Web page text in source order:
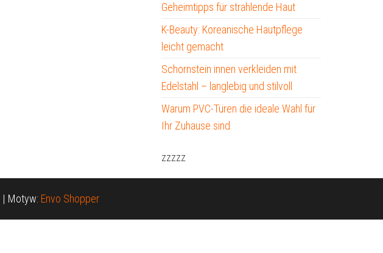
Geheimtipps für strahlende Haut
K-Beauty: Koreanische Hautpflege
leicht gemacht
Schornstein innen verkleiden mit
Edelstahl – langlebig und stilvoll
Warum PVC-Türen die ideale Wahl für
Ihr Zuhause sind
zzzzz
| Motyw: Envo Shopper